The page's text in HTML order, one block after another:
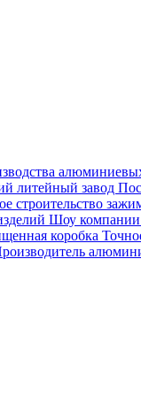
литейный завод
строительство
Шоу
коробка